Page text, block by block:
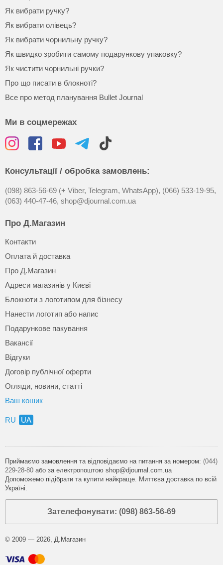
Як вибрати ручку?
Як вибрати олівець?
Як вибрати чорнильну ручку?
Як швидко зробити самому подарункову упаковку?
Як чистити чорнильні ручки?
Про що писати в блокноті?
Все про метод планування Bullet Journal
Ми в соцмережах
Консультації / обробка замовлень:
(098) 863-56-69 (+ Viber, Telegram, WhatsApp), (066) 533-19-95,
(063) 440-47-46, shop@djournal.com.ua
Про Д.Магазин
Контакти
Оплата й доставка
Про Д.Магазин
Адреси магазинів у Києві
Блокноти з логотипом для бізнесу
Нанести логотип або напис
Подарункове пакування
Вакансії
Відгуки
Договір публічної оферти
Огляди, новини, статті
Ваш кошик
RU UA
Приймаємо замовлення та відповідаємо на питання за номером: (044)
229-28-80 або за електропоштою shop@djournal.com.ua
Допоможемо підібрати та купити найкраще. Миттєва доставка по всій
Україні.
Зателефонувати: (098) 863-56-69
© 2009 — 2026, Д.Магазин